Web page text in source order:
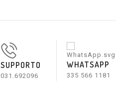
SUPPORTO
031.692096
WHATSAPP
335 566 1181